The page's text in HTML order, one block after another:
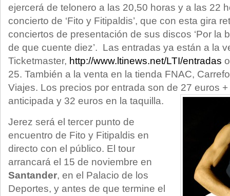
ejercerá de telonero a las 20,50 horas y a las 22
concierto de ‘Fito y Fitipaldis’, que con esta gira
conciertos de presentación de sus discos ‘Por la
de que cuente diez’. Las entradas ya están a la
Ticketmaster, http://www.ltinews.net/LTI/entradas
25. También a la venta en la tienda FNAC,
Viajes. Los precios por entrada son de 27 euros
anticipada y 32 euros en la taquilla.
Jerez será el tercer punto de
encuentro de Fito y Fitipaldis en
directo con el público. El tour
arrancará el 15 de noviembre en
Santander, en el Palacio de los
Deportes, y antes de que termine el